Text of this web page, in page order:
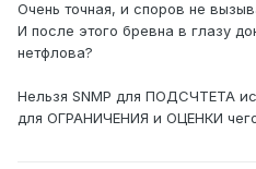
Очень точная, и споров не
И после этого бревна в глазу
нетфлова?
Нельзя SNMP для ПОДСЧТЕТА
для ОГРАНИЧЕНИЯ и ОЦЕНКИ